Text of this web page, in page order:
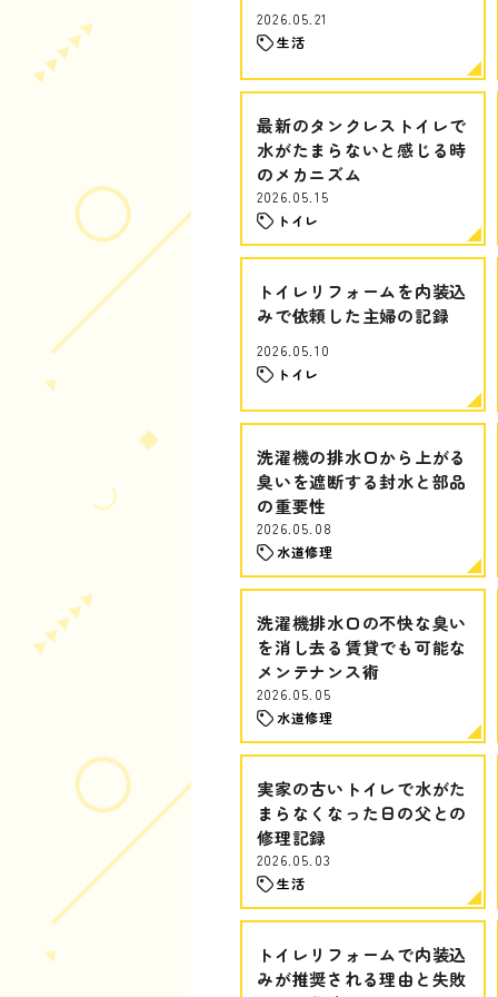
2026.05.21
生活
最新のタンクレストイレで
水がたまらないと感じる時
のメカニズム
2026.05.15
トイレ
トイレリフォームを内装込
みで依頼した主婦の記録
2026.05.10
トイレ
洗濯機の排水口から上がる
臭いを遮断する封水と部品
の重要性
2026.05.08
水道修理
洗濯機排水口の不快な臭い
を消し去る賃貸でも可能な
メンテナンス術
2026.05.05
水道修理
実家の古いトイレで水がた
まらなくなった日の父との
修理記録
2026.05.03
生活
トイレリフォームで内装込
みが推奨される理由と失敗